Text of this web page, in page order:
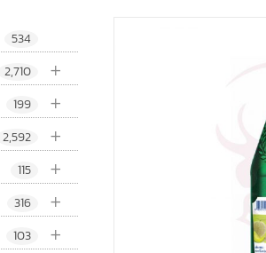
534
+
2,710
+
199
+
2,592
+
115
+
316
+
103